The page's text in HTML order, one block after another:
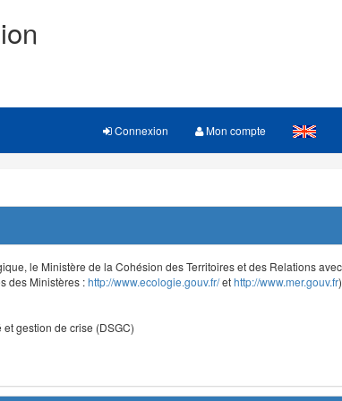
Connexion Mon compte
le Ministère de la Cohésion des Territoires et des Relations
des Ministères :http://www.ecologie.gouv.fr/ethttp://www.mer.gouv.fr
gestion de crise (DSGC)